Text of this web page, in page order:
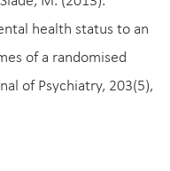
health status to an
of a randomised
of Psychiatry, 203(5),